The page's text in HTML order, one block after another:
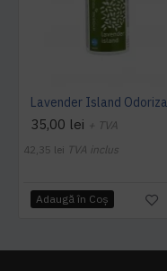
35,00 lei + TVA
42,35 lei TVA inclus
Adaugă în Coş